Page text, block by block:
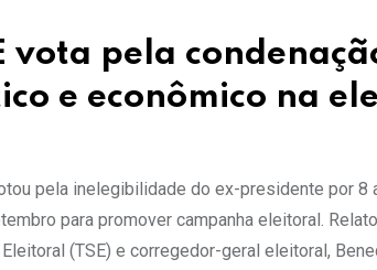
vota pela
e econômico na
pela inelegibilidade do ex-presidente por 8
para promover campanha eleitoral.
(TSE) e corregedor-geral eleitoral,